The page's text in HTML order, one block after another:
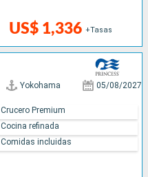
US$ 1,336 +Tasas
Yokohama 05/08/2027
Crucero Premium
Cocina refinada
Comidas incluidas